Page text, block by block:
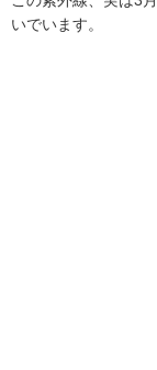
いでいます。